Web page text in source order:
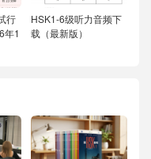
行
年1
HSK1-6级听力音频下
载（最新版）